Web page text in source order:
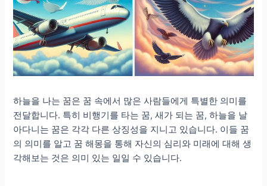
하늘을 나는 꿈은 꿈 속에서 많은 사람들에게 특별한 의미를
전달합니다. 특히 비행기를 타는 꿈, 새가 되는 꿈, 하늘을 날
아다니는 꿈은 각각 다른 상징성을 지니고 있습니다. 이들 꿈
의 의미를 알고 꿈 해몽을 통해 자신의 심리와 미래에 대해 생
각해보는 것은 의미 있는 일일 수 있습니다.